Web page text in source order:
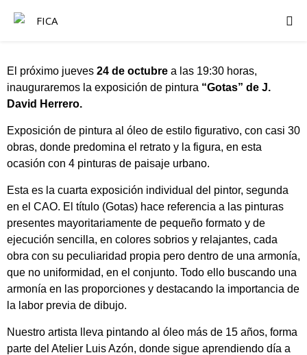
El próximo jueves 24 de octubre a las 19:30 horas,
inauguraremos la exposición de pintura “Gotas” de J.
David Herrero.
Exposición de pintura al óleo de estilo figurativo, con casi 30
obras, donde predomina el retrato y la figura, en esta
ocasión con 4 pinturas de paisaje urbano.
Esta es la cuarta exposición individual del pintor, segunda
en el CAO. El título (Gotas) hace referencia a las pinturas
presentes mayoritariamente de pequeño formato y de
ejecución sencilla, en colores sobrios y relajantes, cada
obra con su peculiaridad propia pero dentro de una armonía,
que no uniformidad, en el conjunto. Todo ello buscando una
armonía en las proporciones y destacando la importancia de
la labor previa de dibujo.
Nuestro artista lleva pintando al óleo más de 15 años, forma
parte del Atelier Luis Azón, donde sigue aprendiendo día a